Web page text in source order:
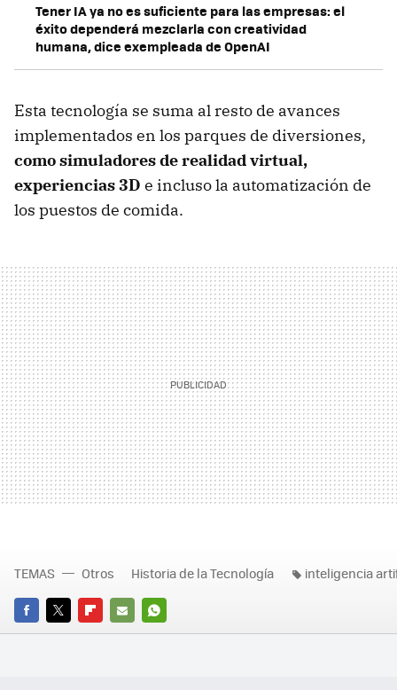
Tener IA ya no es suficiente para las empresas: el
éxito dependerá mezclarla con creatividad
humana, dice exempleada de OpenAI
Esta tecnología se suma al resto de avances
implementados en los parques de diversiones,
como simuladores de realidad virtual,
experiencias 3D e incluso la automatización de
los puestos de comida.
FACEBOOK
TWITTERFLIPBOARD
E-
WHATSAPP
TEMAS Otros Historia de la Tecnología inteligencia